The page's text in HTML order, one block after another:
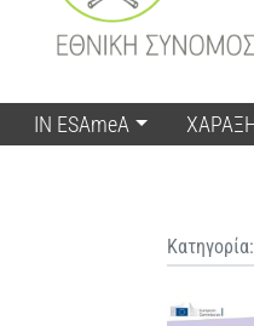
IN ESAmeA
Κατηγορία: